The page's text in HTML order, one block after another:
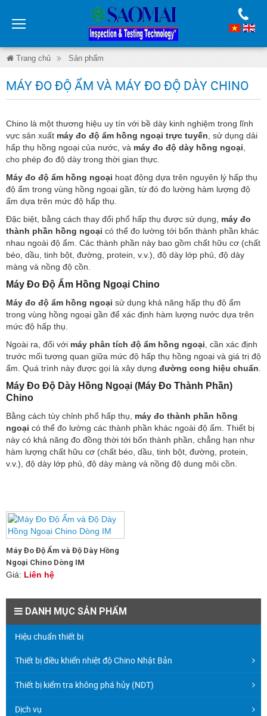
Trang chủ
Sản phẩm
Máy Đo Độ Ẩm và Máy Đo Độ Dày Chino
DANH MỤC SẢN PHẨM
Hiệu chuẩn thiết bị
Thiết bị điều khiển nhiệt độ Chino Nhật Bản
Thiết bị kiểm tra không phá hủy (NDT)
Dịch vụ
MÁY ĐO ĐỘ ẨM VÀ MÁY ĐO ĐỘ DÀY CHINO
Chino là một thương hiệu uy tín với bề dày kinh nghiệm trong lĩnh
vực sản xuất máy đo độ ẩm hồng ngoại trực tuyến, sử dụng dải
hấp thụ hồng ngoại của nước, và máy đo độ dày hồng ngoại,
cho phép đo độ dày trong thời gian thực.
Máy đo độ ẩm hồng ngoại hoạt động dựa trên nguyên lý hấp thụ
độ ẩm trong vùng hồng ngoại gần, từ đó đo lường hàm lượng độ
ẩm dựa trên mức độ hấp thụ.
Đặc biệt, bằng cách thay đổi phổ hấp thụ được sử dụng, máy đo
thành phần hồng ngoại có thể đo lường tới bốn thành phần khác
nhau ngoài độ ẩm. Các thành phần này bao gồm chất hữu cơ (chất
béo, dầu, tinh bột, đường, protein, v.v.), độ dày lớp phủ, độ dày
màng và nồng độ cồn.
Máy Đo Độ Ẩm Hồng Ngoại Chino
Máy đo độ ẩm hồng ngoại sử dụng khả năng hấp thụ độ ẩm
trong vùng hồng ngoại gần để xác định hàm lượng nước dựa trên
mức độ hấp thụ.
Ngoài ra, đối với máy phân tích độ ẩm hồng ngoại, cần xác định
trước mối tương quan giữa mức độ hấp thụ hồng ngoại và giá trị độ
ẩm. Quá trình này được gọi là xây dựng đường cong hiệu chuẩn.
Máy Đo Độ Dày Hồng Ngoại (Máy Đo Thành Phần)
Chino
Bằng cách tùy chỉnh phổ hấp thụ, máy đo thành phần hồng
ngoại có thể đo lường các thành phần khác ngoài độ ẩm. Thiết bị
này có khả năng đo đồng thời tới bốn thành phần, chẳng hạn như
hàm lượng chất hữu cơ (chất béo, dầu, tinh bột, đường, protein,
v.v.), độ dày lớp phủ, độ dày màng và nồng độ dung môi cồn.
Máy Đo Độ Ẩm và Độ Dày Hồng
Ngoại Chino Dòng IM
Giá: Liên hệ